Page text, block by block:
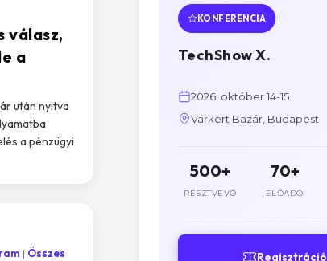
válasz,
a
után nyitva
a pénzügyi
Összes
KONFERENCIA
TechShow X.
2026. október 14-15.
Várkert Bazár, Budapest
500+
RÉSZTVEVŐ
70+
ELŐADÓ
Regisztráció